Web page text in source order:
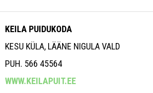
KEILA PUIDUKODA
KESU KÜLA, LÄÄNE NIGULA VALD
PUH. 566 45564
WWW.KEILAPUIT.EE